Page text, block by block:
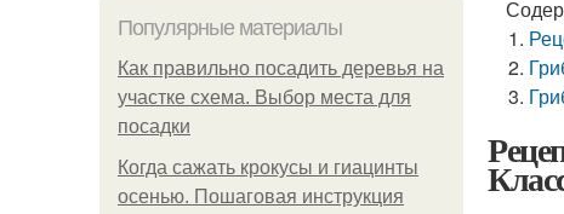
Популярные материалы
Как правильно посадить деревья на
участке схема. Выбор места для
посадки
Когда сажать крокусы и гиацинты
осенью. Пошаговая инструкция